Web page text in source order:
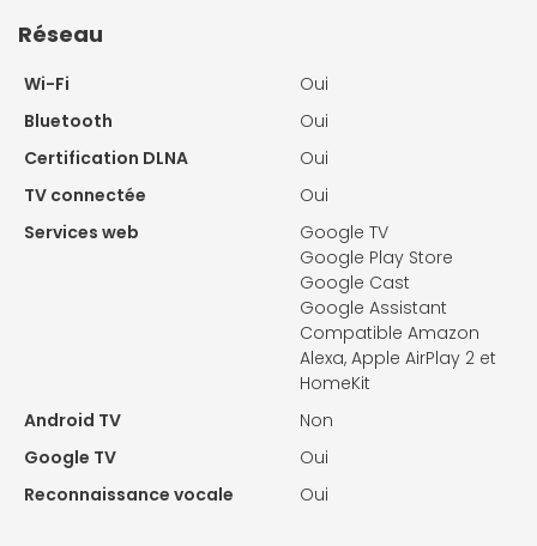
Réseau
Wi-Fi
Oui
Bluetooth
Oui
Certification DLNA
Oui
TV connectée
Oui
Services web
Google TV
Google Play Store
Google Cast
Google Assistant
Compatible Amazon
Alexa, Apple AirPlay 2 et
HomeKit
Android TV
Non
Google TV
Oui
Reconnaissance vocale
Oui